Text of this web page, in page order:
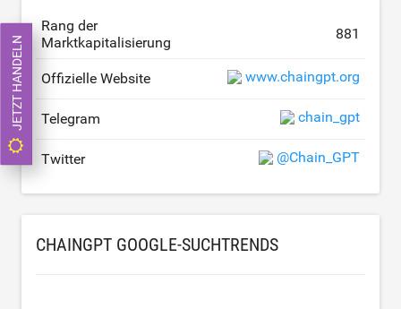
Rang der
Marktkapitalisierung
881
Offizielle Website www.chaingpt.org
Telegram chain_gpt
Twitter @Chain_GPT
CHAINGPT GOOGLE-SUCHTRENDS
JETZT HANDELN